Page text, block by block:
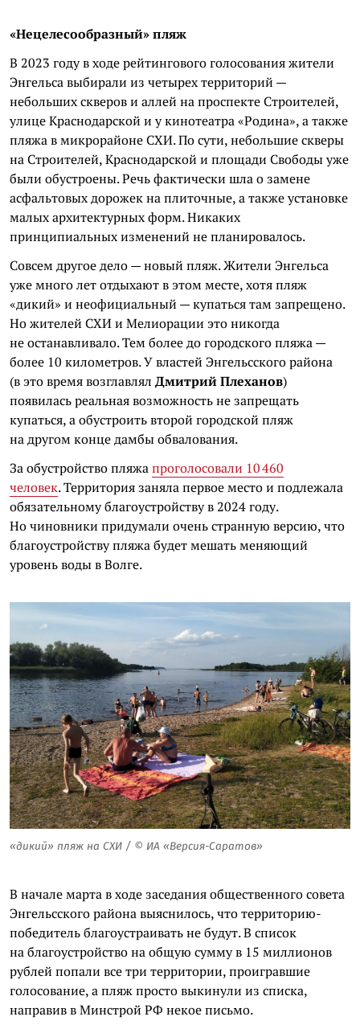
«Нецелесообразный» пляж
В 2023 году в ходе рейтингового голосования жители
Энгельса выбирали из четырех территорий —
небольших скверов и аллей на проспекте Строителей,
улице Краснодарской и у кинотеатра «Родина», а также
пляжа в микрорайоне СХИ. По сути, небольшие скверы
на Строителей, Краснодарской и площади Свободы уже
были обустроены. Речь фактически шла о замене
асфальтовых дорожек на плиточные, а также установке
малых архитектурных форм. Никаких
принципиальных изменений не планировалось.
Совсем другое дело — новый пляж. Жители Энгельса
уже много лет отдыхают в этом месте, хотя пляж
«дикий» и неофициальный — купаться там запрещено.
Но жителей СХИ и Мелиорации это никогда
не останавливало. Тем более до городского пляжа —
более 10 километров. У властей Энгельсского района
(в это время возглавлял Дмитрий Плеханов)
появилась реальная возможность не запрещать
купаться, а обустроить второй городской пляж
на другом конце дамбы обвалования.
За обустройство пляжапроголосовали 10 460
человек. Территория заняла первое место и подлежала
обязательному благоустройству в 2024 году.
Но чиновники придумали очень странную версию, что
благоустройству пляжа будет мешать меняющий
уровень воды в Волге.
«дикий» пляж на СХИ / © ИА «Версия-Саратов»
В начале марта в ходе заседания общественного совета
Энгельсского района выяснилось, что территорию-
победитель благоустраивать не будут. В список
на благоустройство на общую сумму в 15 миллионов
рублей попали все три территории, проигравшие
голосование, а пляж просто выкинули из списка,
направив в Минстрой РФ некое письмо.